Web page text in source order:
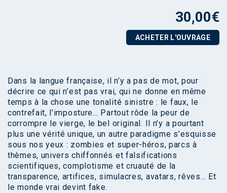
30,00€
ACHETER L'OUVRAGE
Dans la langue française, il n’y a pas de mot, pour
décrire ce qui n’est pas vrai, qui ne donne en même
temps à la chose une tonalité sinistre : le faux, le
contrefait, l’imposture… Partout rôde la peur de
corrompre le vierge, le bel original. Il n’y a pourtant
plus une vérité unique, un autre paradigme s’esquisse
sous nos yeux : zombies et super-héros, parcs à
thèmes, univers chiffonnés et falsifications
scientifiques, complotisme et cruauté de la
transparence, artifices, simulacres, avatars, rêves… Et
le monde vrai devint fake.